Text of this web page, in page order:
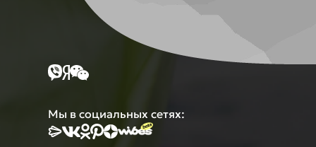
Мы в социальных сетях: